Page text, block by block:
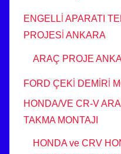
ENGELLİ APARATI
PROJESİ ANKARA
ARAÇ PROJE
FORD ÇEKİ DEMİRİ
HONDA/VE CR-V
TAKMA MONTAJI
HONDA ve CRV